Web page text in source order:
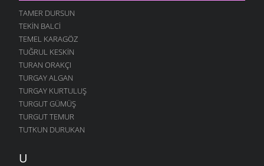
TAMER DURSUN
TEKIN BALCI
TEMEL KARAGÖZ
TUĞRUL KESKIN
TURAN ORAKÇI
TURGAY ALGAN
TURGAY KURTULUŞ
TURGUT GÜMÜŞ
TURGUT TEMUR
TUTKUN DURUKAN
U